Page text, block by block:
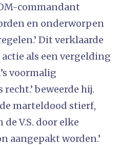
commandant
en onderworpen
Dit verklaarde
als een vergelding
voormalig
beweerde hij.
marteldood stierf,
V.S. door elke
aangepakt worden.’